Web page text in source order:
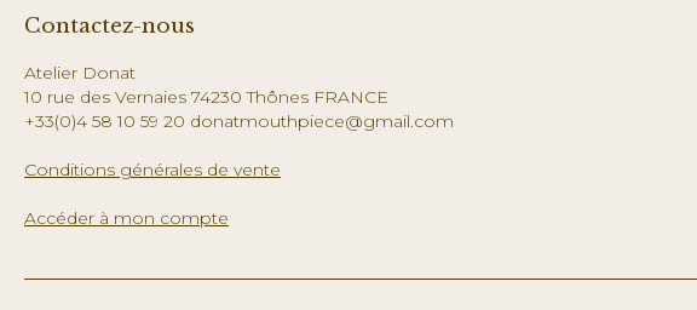
Contactez-nous
Atelier Donat
10 rue des Vernaies 74230 Thônes FRANCE
+33(0)4 58 10 59 20 donatmouthpiece@gmail.com
Conditions générales de vente
Accéder à mon compte